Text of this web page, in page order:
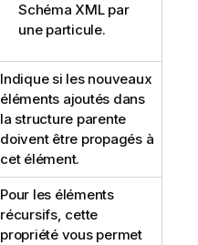
Schéma XML par
une particule.
Indique si les nouveaux
éléments ajoutés dans
la structure parente
doivent être propagés à
cet élément.
Pour les éléments
récursifs, cette
propriété vous permet